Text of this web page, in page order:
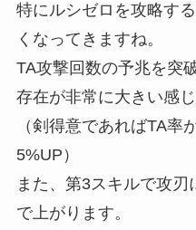
特にルシゼロを攻略す
くなってきますね。
TA攻撃回数の予兆を突
存在が非常に大きい感じ
（剣得意であればTA率
5%UP）
また、第3スキルで攻
で上がります。